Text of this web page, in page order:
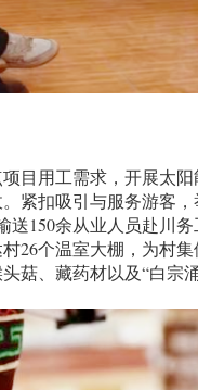
用工需求，开展太阳
紧扣吸引与服务游客
150余从业人员赴川
26个温室大棚，为村
、藏药材以及“白宗